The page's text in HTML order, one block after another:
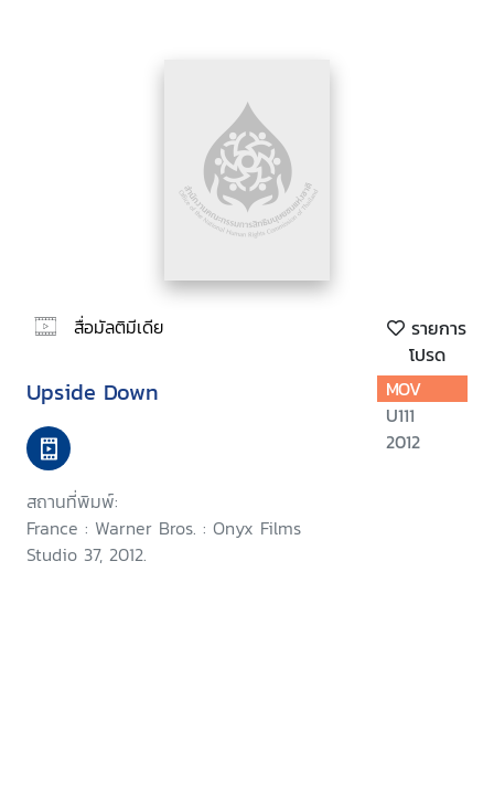
สื่อมัลติมีเดีย
รายการ
โปรด
Upside Down
สถานที่พิมพ์:
France : Warner Bros. : Onyx Films
Studio 37, 2012.
MOV
U111
2012